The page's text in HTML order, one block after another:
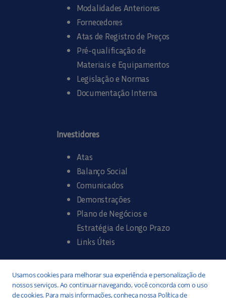
Modalidades Anteriores
Fornecedores
Atas de Registro de Preços
Pré-qualificação de
Materiais e Equipamentos
Legislação e Normas
Documentação Interna
Investidores
Atas
Balanço Social
Comunicados
Demonstrações
Plano de Negócios e
Estratégia de Longo Prazo
Links Úteis
Trabalhe na SANASA
Concurso Público
Usamos cookies para melhorar sua experiência e personalização de
nossos serviços. Ao continuar navegando, você concorda com o uso
de cookies. Para mais informações, conheça nossa Política de